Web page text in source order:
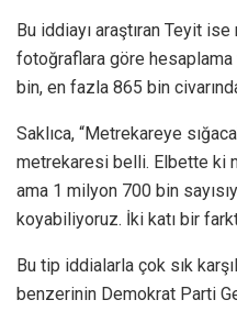
Bu iddiayı araştıran Teyit
fotoğraflara göre hesaplama
bin, en fazla 865 bin
Saklıca, “Metrekareye
metrekaresi belli. Elbette ki
ama 1 milyon 700 bin
koyabiliyoruz. İki katı bir
Bu tip iddialarla çok sık
benzerinin Demokrat Parti